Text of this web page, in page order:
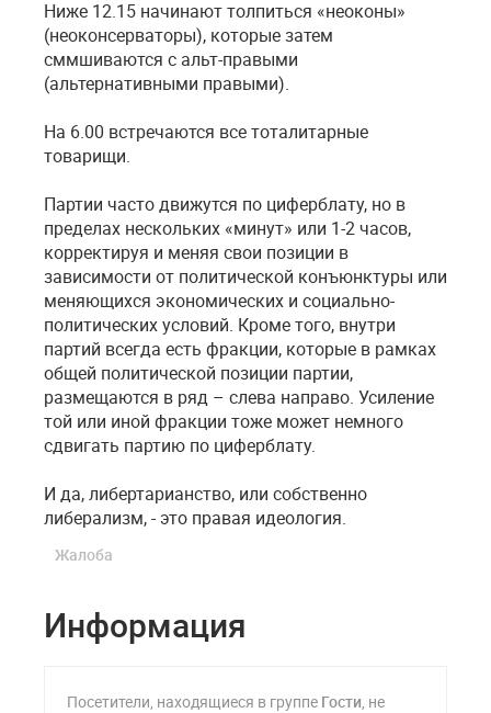
Ниже 12.15 начинают толпиться «неоконы»
(неоконсерваторы), которые затем
сммшиваются с альт-правыми
(альтернативными правыми).
На 6.00 встречаются все тоталитарные
товарищи.
Партии часто движутся по циферблату, но в
пределах нескольких «минут» или 1-2 часов,
корректируя и меняя свои позиции в
зависимости от политической конъюнктуры или
меняющихся экономических и социально-
политических условий. Кроме того, внутри
партий всегда есть фракции, которые в рамках
общей политической позиции партии,
размещаются в ряд – слева направо. Усиление
той или иной фракции тоже может немного
сдвигать партию по циферблату.
И да, либертарианство, или собственно
либерализм, - это правая идеология.
Жалоба
Информация
Посетители, находящиеся в группе Гости, не